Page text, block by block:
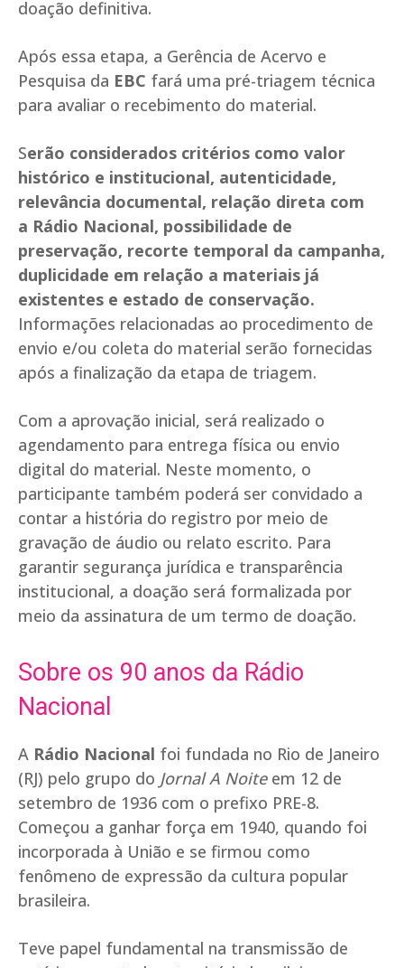
doação definitiva.
Após essa etapa, a Gerência de Acervo e
Pesquisa da EBC fará uma pré-triagem técnica
para avaliar o recebimento do material.
Serão considerados critérios como valor
histórico e institucional, autenticidade,
relevância documental, relação direta com
a Rádio Nacional, possibilidade de
preservação, recorte temporal da campanha,
duplicidade em relação a materiais já
existentes e estado de conservação.
Informações relacionadas ao procedimento de
envio e/ou coleta do material serão fornecidas
após a finalização da etapa de triagem.
Com a aprovação inicial, será realizado o
agendamento para entrega física ou envio
digital do material. Neste momento, o
participante também poderá ser convidado a
contar a história do registro por meio de
gravação de áudio ou relato escrito. Para
garantir segurança jurídica e transparência
institucional, a doação será formalizada por
meio da assinatura de um termo de doação.
Sobre os 90 anos da Rádio
Nacional
A Rádio Nacional foi fundada no Rio de Janeiro
(RJ) pelo grupo do Jornal A Noiteem 12 de
setembro de 1936 com o prefixo PRE-8.
Começou a ganhar força em 1940, quando foi
incorporada à União e se firmou como
fenômeno de expressão da cultura popular
brasileira.
Teve papel fundamental na transmissão de